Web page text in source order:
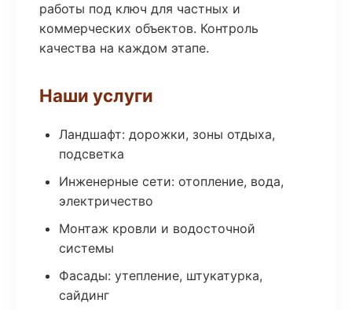
работы под ключ для частных и
коммерческих объектов. Контроль
качества на каждом этапе.
Наши услуги
Ландшафт: дорожки, зоны отдыха,
подсветка
Инженерные сети: отопление, вода,
электричество
Монтаж кровли и водосточной
системы
Фасады: утепление, штукатурка,
сайдинг